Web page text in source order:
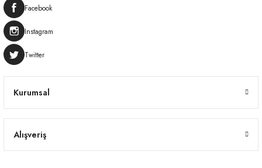
Kurumsal
Alışveriş
Facebook
Instagram
Twitter